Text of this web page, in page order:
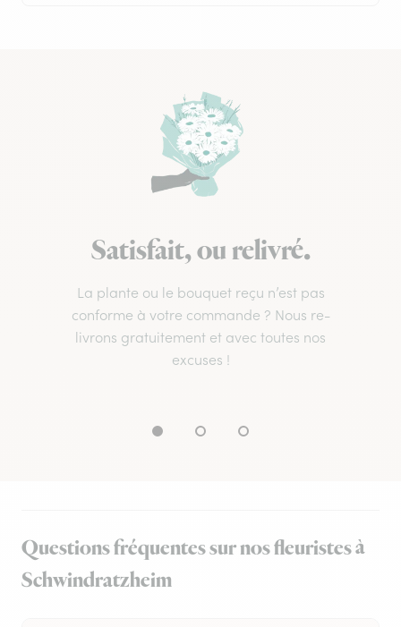
Satisfait, ou relivré.
La plante ou le bouquet reçu n’est pas
conforme à votre commande ? Nous re-
livrons gratuitement et avec toutes nos
excuses !
Questions fréquentes sur nos fleuristes à
Schwindratzheim